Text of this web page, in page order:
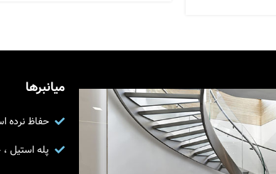
میانبرها
حفاظ نرده
پله استیل